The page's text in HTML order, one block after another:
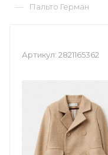
— Пальто Герман
Артикул: 2821165362